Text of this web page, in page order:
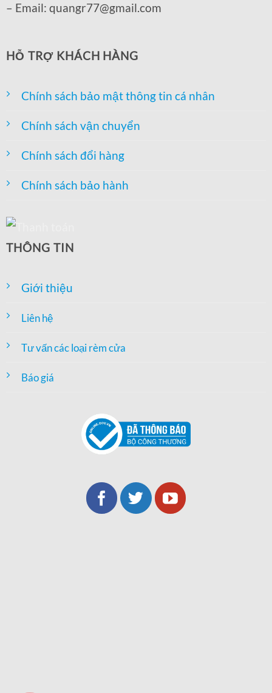
– Email: quangr77@gmail.com
HỖ TRỢ KHÁCH HÀNG
Chính sách bảo mật thông tin cá nhân
Chính sách vận chuyển
Chính sách đổi hàng
Chính sách bảo hành
THÔNG TIN
Giới thiệu
Liên hệ
Tư vấn các loại rèm cửa
Báo giá